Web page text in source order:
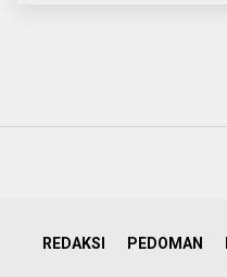
REDAKSI PEDOMAN